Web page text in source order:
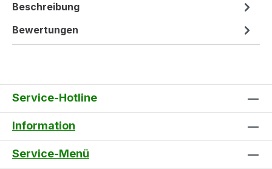
Beschreibung
Bewertungen
Service-Hotline
Information
Service-Menü